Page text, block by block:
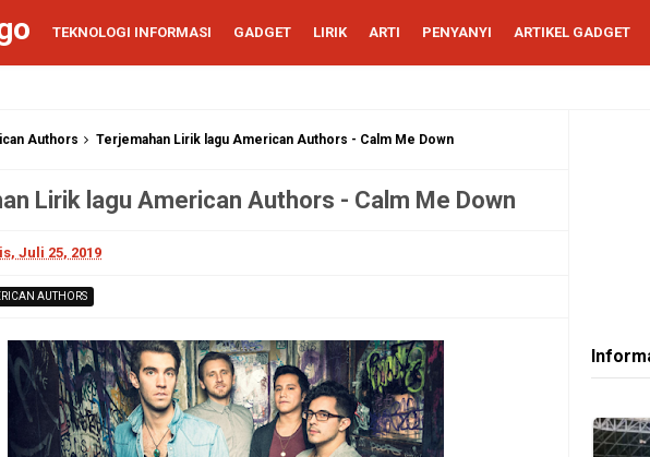
TEKNOLOGI INFORMASI GADGET LIRIK ARTI PENYANYI ARTIKEL GADGET
Authors Terjemahan Lirik lagu American Authors - Calm Me Down
Lirik lagu American Authors - Calm Me Down
Juli 25, 2019
AUTHORS